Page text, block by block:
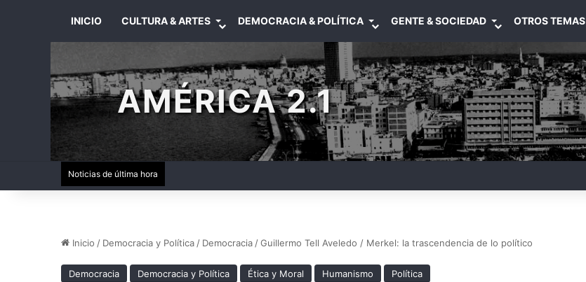
INICIO CULTURA & ARTES DEMOCRACIA & POLÍTICA GENTE & SOCIEDAD OTROS TEMAS
AMÉRICA 2.1
Noticias de última hora
Inicio / Democracia y Política / Democracia /Guillermo Tell Aveledo / Merkel: la trascendencia de lo político
Democracia Democracia y Política Ética y Moral Humanismo Política